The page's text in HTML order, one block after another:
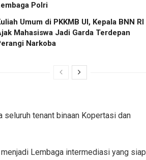
Polri
Umum di PKKMB UI, Kepala BNN RI
Mahasiswa Jadi Garda Terdepan
Narkoba
tenant binaan Kopertasi dan
Lembaga intermediasi yang siap